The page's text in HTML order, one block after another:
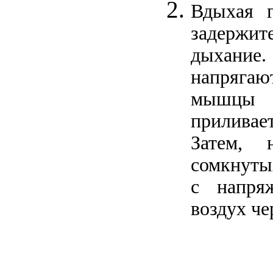
Вдыхая
Затем,
с
воздух